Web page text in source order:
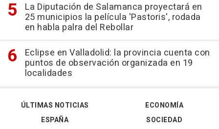
La Diputación de Salamanca proyectará en
25 municipios la película 'Pastoris', rodada
en habla palra del Rebollar
Eclipse en Valladolid: la provincia cuenta con
puntos de observación organizada en 19
localidades
ÚLTIMAS NOTICIAS
ESPAÑA
ECONOMÍA
SOCIEDAD